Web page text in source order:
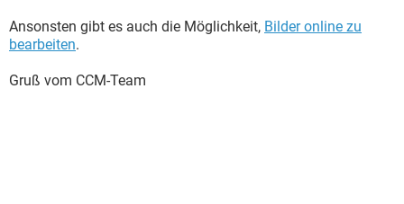
Ansonsten gibt es auch die Möglichkeit, Bilder online zu
bearbeiten.
Gruß vom CCM-Team